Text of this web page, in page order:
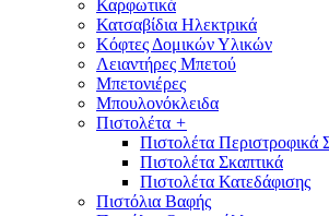
Καρφωτικά
Κατσαβίδια Ηλεκτρικά
Κόφτες Δομικών Υλικών
Λειαντήρες Μπετού
Μπετονιέρες
Μπουλονόκλειδα
Πιστολέτα +
Πιστολέτα Περιστροφικά
Πιστολέτα Σκαπτικά
Πιστολέτα Κατεδάφισης
Πιστόλια Βαφής